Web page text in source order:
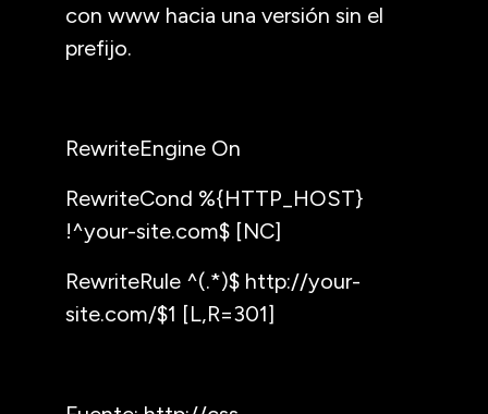
con www hacia una versión sin el
prefijo.
RewriteEngine On
RewriteCond %{HTTP_HOST}
!^your-site.com$ [NC]
RewriteRule ^(.*)$ http://your-
site.com/$1 [L,R=301]